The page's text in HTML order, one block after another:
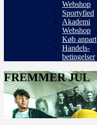
Webshop
Sportyfied
Akademi
Webshop
Køb anpart
Handels-
betingelser
FREMMER JUL